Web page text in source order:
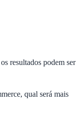
resultados podem ser
qual será mais